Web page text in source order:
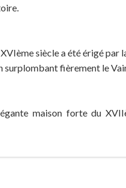
siècle a été érigé par
surplombant fièrement le
maison forte du